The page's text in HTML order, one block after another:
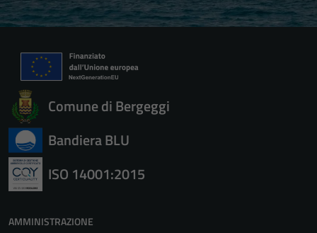
Comune di Bergeggi
Bandiera BLU
ISO 14001:2015
AMMINISTRAZIONE